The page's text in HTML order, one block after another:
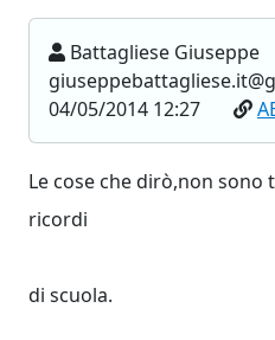
Battagliese Giuseppe
04/05/2014 12:27
Le cose che dirò,non sono
ricordi
di scuola.